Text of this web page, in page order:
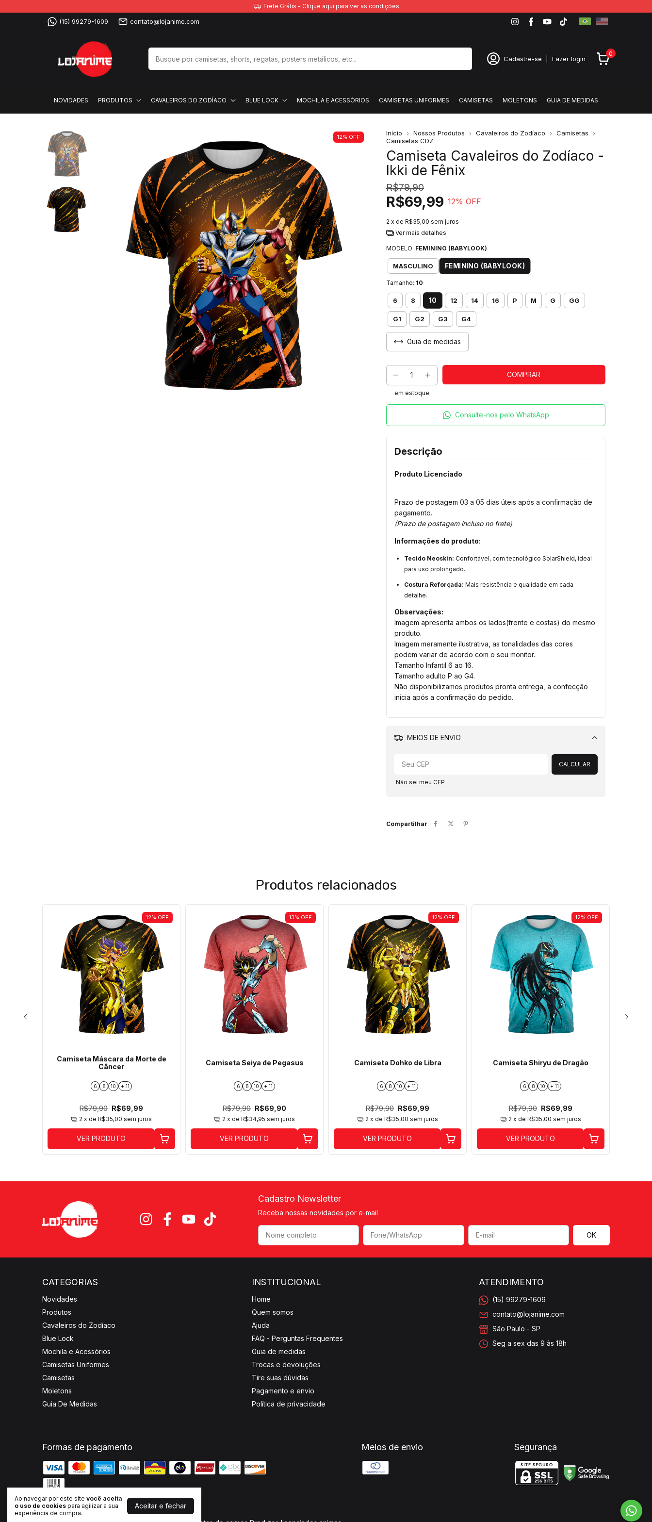
Frete Grátis - Clique aqui para ver as condições
(15) 99279-1609 contato@lojanime.com
Cadastre-se Fazer login
0
NOVIDADES PRODUTOS CAVALEIROS DO ZODÍACO BLUE LOCK MOCHILA E ACESSÓRIOS CAMISETAS UNIFORMES CAMISETAS MOLETONS GUIA DE MEDIDAS
Ao navegar por este site você aceita
o uso de cookies para agilizar a sua
experiência de compra.
Aceitar e fechar
12% OFF Início Nossos Produtos Cavaleiros do Zodíaco
Camisetas
Camisetas CDZ
Camiseta Cavaleiros do Zodíaco -
Ikki de Fênix
R$79,90
R$69,99 12% OFF
2 x de R$35,00 sem juros
Ver mais detalhes
MODELO: FEMININO (BABYLOOK)
MASCULINO FEMININO (BABYLOOK)
Tamanho: 10
6 8 10 12 14 16 P M G GG
G1 G2 G3 G4
Guia de medidas
em estoque
Consulte-nos pelo WhatsApp
Descrição
Produto Licenciado
Prazo de postagem 03 a 05 dias úteis após a confirmação de
pagamento.
(Prazo de postagem incluso no frete)
Informações do produto:
Tecido Neoskin: Confortável, com tecnológico SolarShield, ideal
para uso prolongado.
Costura Reforçada: Mais resistência e qualidade em cada
detalhe.
Observações:
Imagem apresenta ambos os lados(frente e costas) do mesmo
produto.
Imagem meramente ilustrativa, as tonalidades das cores
podem variar de acordo com o seu monitor.
Tamanho Infantil 6 ao 16.
Tamanho adulto P ao G4.
Não disponibilizamos produtos pronta entrega, a confecção
inicia após a confirmação do pedido.
MEIOS DE ENVIO
Alterar CEP
CALCULAR
Não sei meu CEP
Compartilhar
Produtos relacionados
12% OFF
Camiseta Máscara da Morte de
Câncer
6 8 10 + 11
R$79,90 R$69,99
2 x de R$35,00 sem juros
VER PRODUTO
13% OFF
Camiseta Seiya de Pegasus
6 8 10 + 11
R$79,90 R$69,90
2 x de R$34,95 sem juros
VER PRODUTO
12% OFF
Camiseta Dohko de Libra
6 8 10 + 11
R$79,90 R$69,99
2 x de R$35,00 sem juros
VER PRODUTO
12% OFF
Camiseta Shiryu de Dragão
6 8 10 + 11
R$79,90 R$69,99
2 x de R$35,00 sem juros
VER PRODUTO
Cadastro Newsletter
Receba nossas novidades por e-mail
CATEGORIAS
Novidades
Produtos
Cavaleiros do Zodíaco
Blue Lock
Mochila e Acessórios
Camisetas Uniformes
Camisetas
Moletons
Guia De Medidas
INSTITUCIONAL
Home
Quem somos
Ajuda
FAQ - Perguntas Frequentes
Guia de medidas
Trocas e devoluções
Tire suas dúvidas
Pagamento e envio
Política de privacidade
ATENDIMENTO
(15) 99279-1609
contato@lojanime.com
São Paulo - SP
Seg a sex das 9 às 18h
Formas de pagamento Meios de envio Segurança